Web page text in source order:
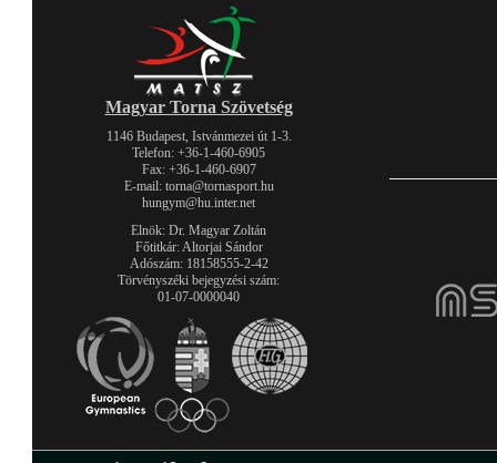
Magyar Torna Szövetség
1146 Budapest, Istvánmezei út 1-3.
Telefon: +36-1-460-6905
Fax: +36-1-460-6907
E-mail: torna@tornasport.hu
hungym@hu.inter.net
Elnök: Dr. Magyar Zoltán
Főtitkár: Altorjai Sándor
Adószám: 18158555-2-42
Törvényszéki bejegyzési szám:
01-07-0000040